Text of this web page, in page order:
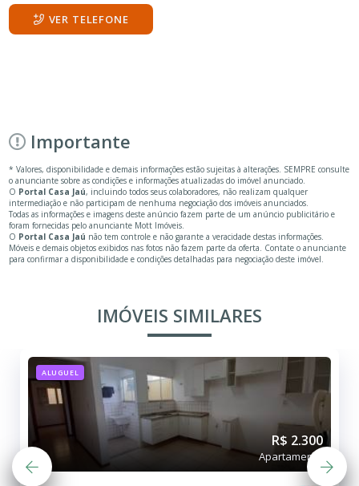
VER TELEFONE
Importante
* Valores, disponibilidade e demais informações estão sujeitas à alterações. SEMPRE consulte
o anunciante sobre as condições e informações atualizadas do imóvel anunciado.
O Portal Casa Jaú, incluindo todos seus colaboradores, não realizam qualquer
intermediação e não participam de nenhuma negociação dos imóveis anunciados.
Todas as informações e imagens deste anúncio fazem parte de um anúncio publicitário e
foram fornecidas pelo anunciante Mott Imóveis.
O Portal Casa Jaú não tem controle e não garante a veracidade destas informações.
Móveis e demais objetos exibidos nas fotos não fazem parte da oferta. Contate o anunciante
para confirmar a disponibilidade e condições detalhadas para negociação deste imóvel.
IMÓVEIS SIMILARES
ALUGUEL
R$ 2.300
Apartamento